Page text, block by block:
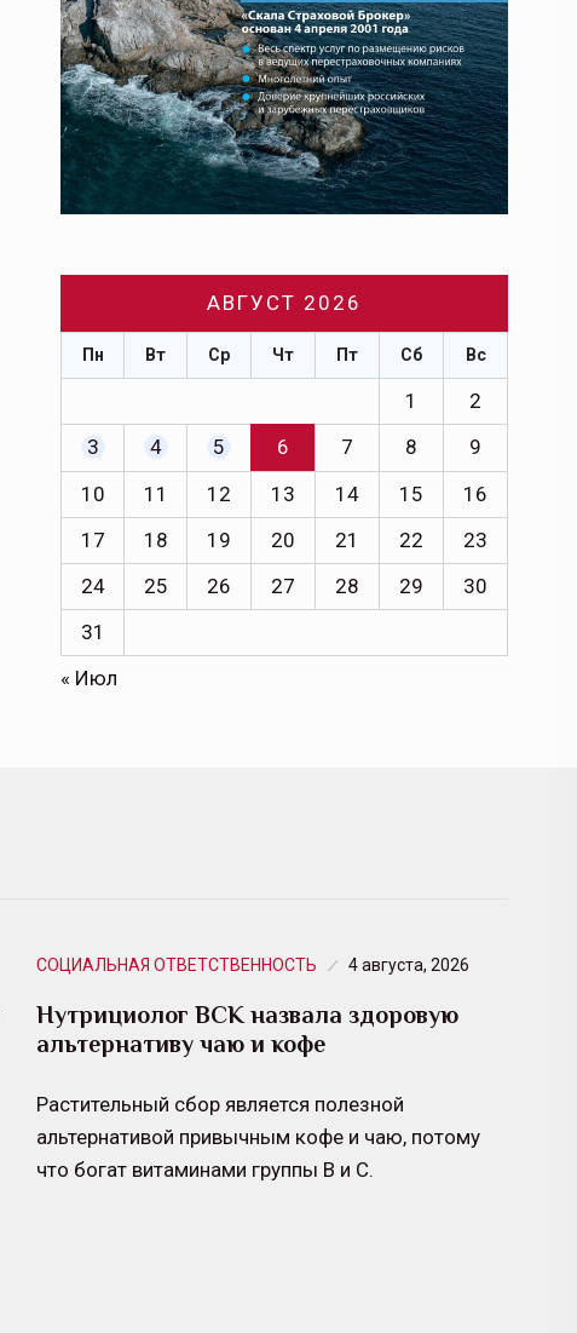
АВГУСТ 2026
Пн Вт Ср Чт Пт Сб Вс
1
2
3
4 5 6 7 8
9
10
11 12 13 14 15
16
17
18 19 20 21 22
23
24
25 26 27 28 29
30
31
« Июл
СОЦИАЛЬНАЯ ОТВЕТСТВЕННОСТЬ 4 августа, 2026
Нутрициолог ВСК назвала здоровую
альтернативу чаю и кофе
Растительный сбор является полезной
альтернативой привычным кофе и чаю, потому
что богат витаминами группы B и C.